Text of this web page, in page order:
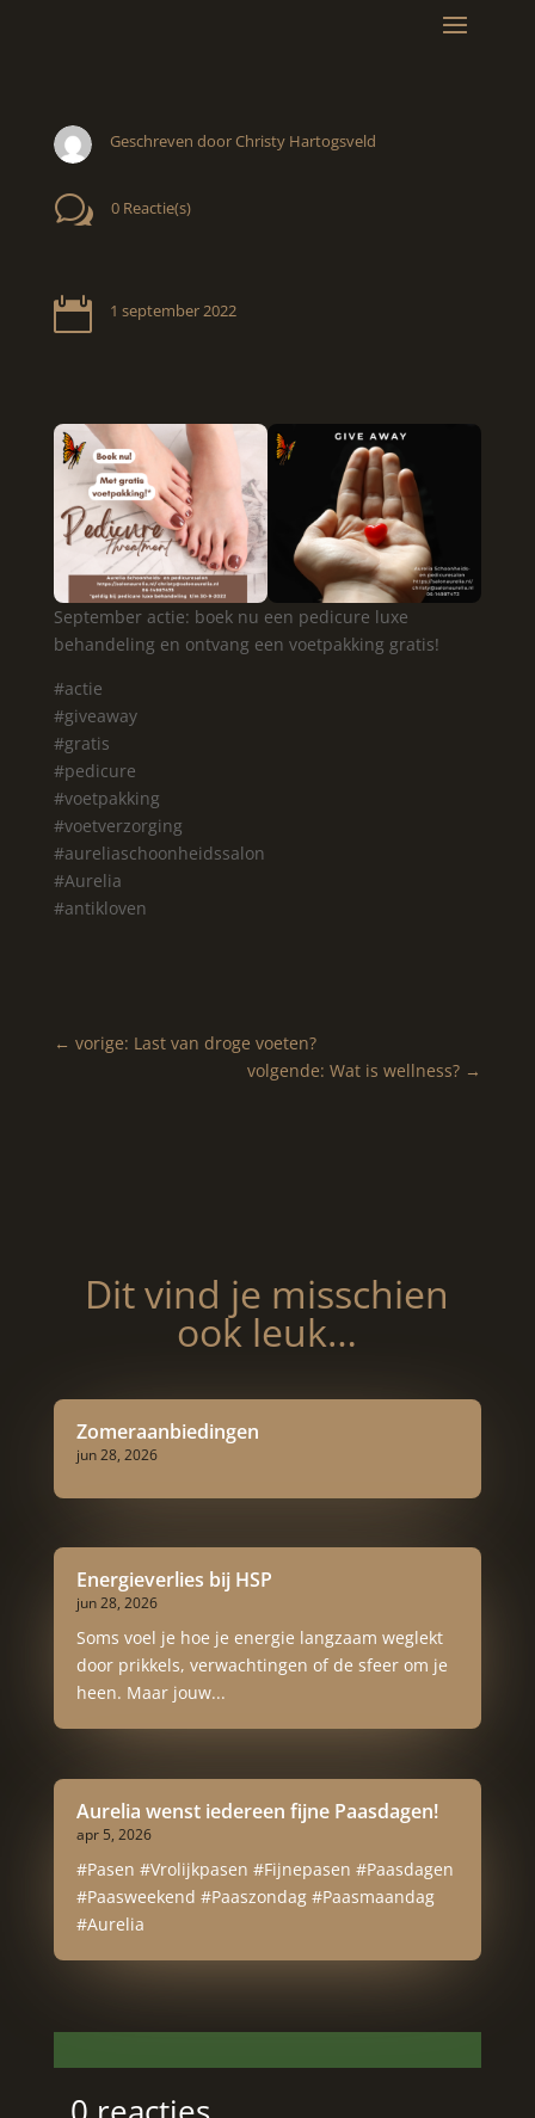
Geschreven door Christy Hartogsveld
w 0 Reactie(s)
 1 september 2022
September actie: boek nu een pedicure luxe
behandeling en ontvang een voetpakking gratis!
#actie
#giveaway
#gratis
#pedicure
#voetpakking
#voetverzorging
#aureliaschoonheidssalon
#Aurelia
#antikloven
← vorige: Last van droge voeten?
volgende: Wat is wellness? →
Dit vind je misschien
ook leuk…
Zomeraanbiedingen
jun 28, 2026
Energieverlies bij HSP
jun 28, 2026
Soms voel je hoe je energie langzaam weglekt
door prikkels, verwachtingen of de sfeer om je
heen. Maar jouw...
Aurelia wenst iedereen fijne Paasdagen!
apr 5, 2026
#Pasen #Vrolijkpasen #Fijnepasen #Paasdagen
#Paasweekend #Paaszondag #Paasmaandag
#Aurelia